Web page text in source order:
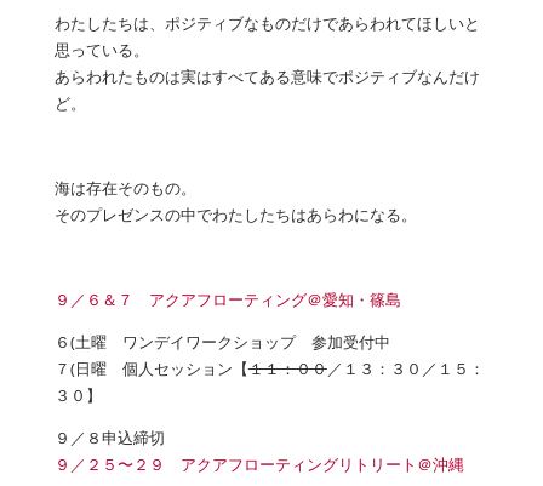
わたしたちは、ポジティブなものだけであらわれてほしいと
思っている。
あらわれたものは実はすべてある意味でポジティブなんだけ
ど。
海は存在そのもの。
そのプレゼンスの中でわたしたちはあらわになる。
９／６＆７ アクアフローティング＠愛知・篠島
６(土曜 ワンデイワークショップ 参加受付中
７(日曜 個人セッション【１１：００／１３：３０／１５：
３０】
９／８申込締切
９／２５〜２９ アクアフローティングリトリート＠沖縄